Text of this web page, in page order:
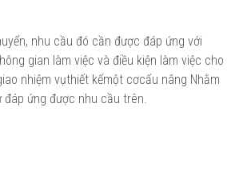
nhu cầu đó cần được đáp ứng với
gian làm việc và điều kiện làm việc cho
nhiệm vụthiết kếmột cơcấu nâng Nhằm
đáp ứng được nhu cầu trên.